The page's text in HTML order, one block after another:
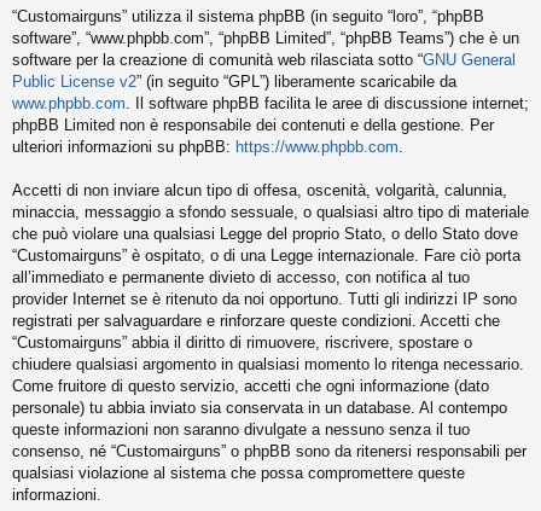
“Customairguns” utilizza il sistema phpBB (in seguito “loro”, “phpBB
software”, “www.phpbb.com”, “phpBB Limited”, “phpBB Teams”) che è un
software per la creazione di comunità web rilasciata sotto “GNU General
Public License v2” (in seguito “GPL”) liberamente scaricabile da
www.phpbb.com. Il software phpBB facilita le aree di discussione internet;
phpBB Limited non è responsabile dei contenuti e della gestione. Per
ulteriori informazioni su phpBB: https://www.phpbb.com.
Accetti di non inviare alcun tipo di offesa, oscenità, volgarità, calunnia,
minaccia, messaggio a sfondo sessuale, o qualsiasi altro tipo di materiale
che può violare una qualsiasi Legge del proprio Stato, o dello Stato dove
“Customairguns” è ospitato, o di una Legge internazionale. Fare ciò porta
all’immediato e permanente divieto di accesso, con notifica al tuo
provider Internet se è ritenuto da noi opportuno. Tutti gli indirizzi IP sono
registrati per salvaguardare e rinforzare queste condizioni. Accetti che
“Customairguns” abbia il diritto di rimuovere, riscrivere, spostare o
chiudere qualsiasi argomento in qualsiasi momento lo ritenga necessario.
Come fruitore di questo servizio, accetti che ogni informazione (dato
personale) tu abbia inviato sia conservata in un database. Al contempo
queste informazioni non saranno divulgate a nessuno senza il tuo
consenso, né “Customairguns” o phpBB sono da ritenersi responsabili per
qualsiasi violazione al sistema che possa compromettere queste
informazioni.